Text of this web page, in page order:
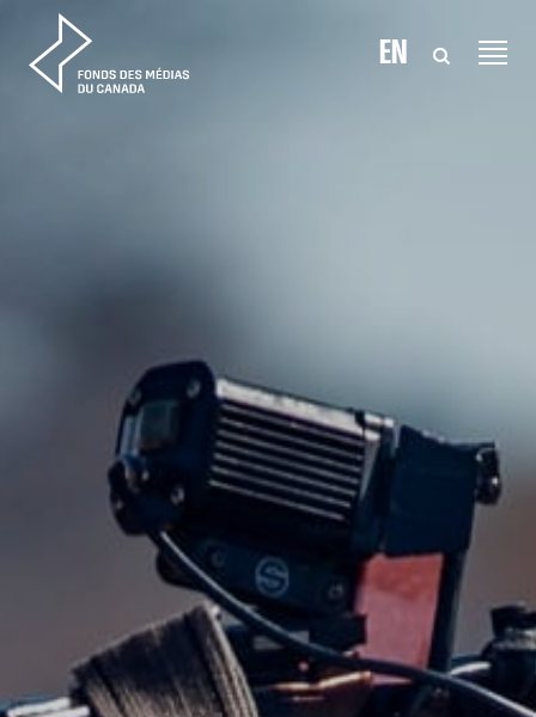
Aller au contenu EN